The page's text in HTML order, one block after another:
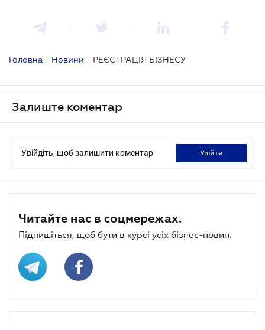
Головна / Новини / РЕЄСТРАЦІЯ БІЗНЕСУ
Залиште коментар
Увійдіть, щоб залишити коментар увійти
Читайте нас в соцмережах.
Підпишіться, щоб бути в курсі усіх бізнес-новин.